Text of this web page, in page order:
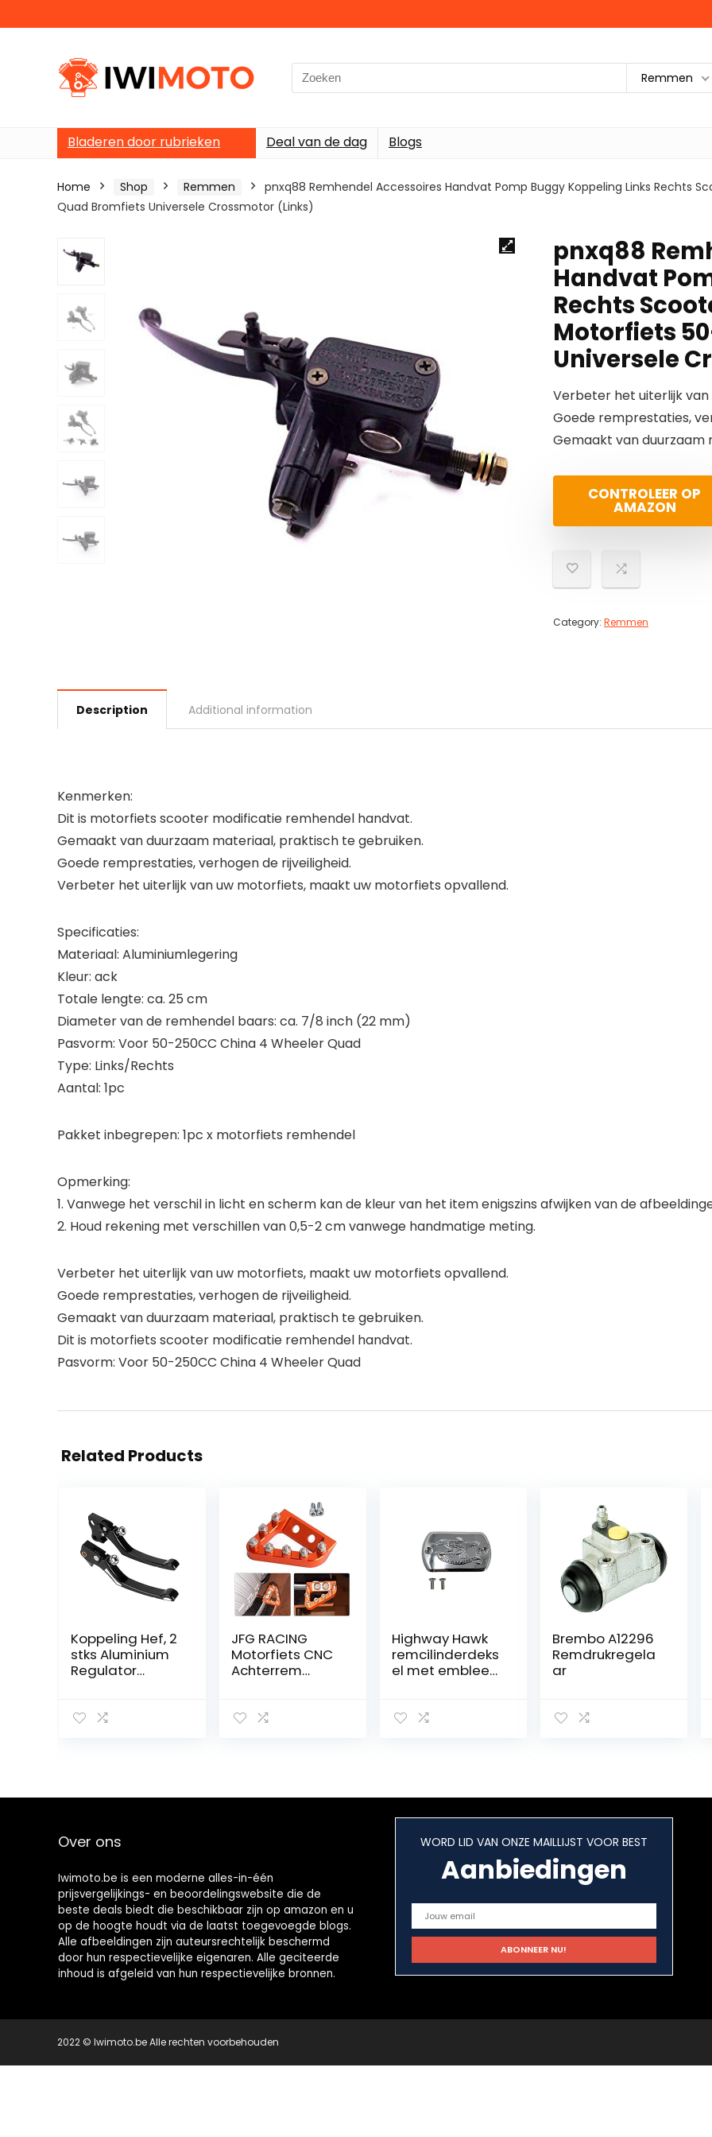
Search
for:
Remmen
Bladeren door rubrieken Deal van de dag Blogs
Home Shop Remmen
pnxq88 Remhendel Accessoires Handvat Pomp Buggy Koppeling Links Rechts
Quad Bromfiets Universele Crossmotor (Links)
pnxq88
Handvat
Rechts
Motorfiets
Universele
Verbeter het uiterlijk
Goede remprestaties,
Gemaakt van duurzaam
CONTROLEER OP
AMAZON
Category: Remmen
Description Additional information
Kenmerken:
Dit is motorfiets scooter modificatie remhendel handvat.
Gemaakt van duurzaam materiaal, praktisch te gebruiken.
Goede remprestaties, verhogen de rijveiligheid.
Verbeter het uiterlijk van uw motorfiets, maakt uw motorfiets opvallend.
Specificaties:
Materiaal: Aluminiumlegering
Kleur: ack
Totale lengte: ca. 25 cm
Diameter van de remhendel baars: ca. 7/8 inch (22 mm)
Pasvorm: Voor 50-250CC China 4 Wheeler Quad
Type: Links/Rechts
Aantal: 1pc
Pakket inbegrepen: 1pc x motorfiets remhendel
Opmerking:
1. Vanwege het verschil in licht en scherm kan de kleur van het item enigszins afwijken van de
2. Houd rekening met verschillen van 0,5-2 cm vanwege handmatige meting.
Verbeter het uiterlijk van uw motorfiets, maakt uw motorfiets opvallend.
Goede remprestaties, verhogen de rijveiligheid.
Gemaakt van duurzaam materiaal, praktisch te gebruiken.
Dit is motorfiets scooter modificatie remhendel handvat.
Pasvorm: Voor 50-250CC China 4 Wheeler Quad
Related Products
Koppeling Hef, 2
stks Aluminium
Regulator
Handvat Hendel
JFG RACING
Motorfiets CNC
Achterrem
Vervanging Voor
Highway Hawk
remcilinderdeks
el met embleem
Drag Star,
Brembo A12296
Remdrukregela
ar
Over ons
Iwimoto.be is een moderne alles-in-één
prijsvergelijkings- en beoordelingswebsite die de
beste deals biedt die beschikbaar zijn op amazon en u
op de hoogte houdt via de laatst toegevoegde blogs.
Alle afbeeldingen zijn auteursrechtelijk beschermd
door hun respectievelijke eigenaren. Alle geciteerde
inhoud is afgeleid van hun respectievelijke bronnen.
WORD LID VAN ONZE MAILLIJST VOOR BEST
Aanbiedingen
2022 © Iwimoto.be Alle rechten voorbehouden